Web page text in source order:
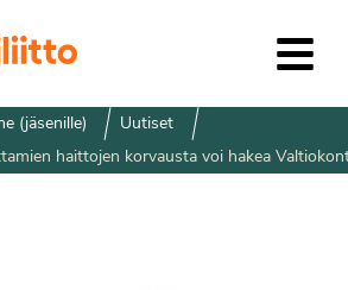
(jäsenille)
Uutiset
haittojen korvausta voi hakea